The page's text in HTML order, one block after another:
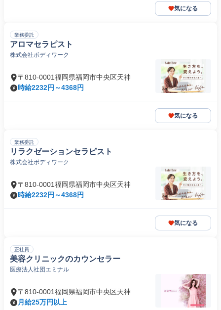
気になる
業務委託
アロマセラピスト
株式会社ボディワーク
〒810-0001福岡県福岡市中央区天神
時給2232円～4368円
気になる
業務委託
リラクゼーションセラピスト
株式会社ボディワーク
〒810-0001福岡県福岡市中央区天神
時給2232円～4368円
気になる
正社員
美容クリニックのカウンセラー
医療法人社団エミナル
〒810-0001福岡県福岡市中央区天神
月給25万円以上